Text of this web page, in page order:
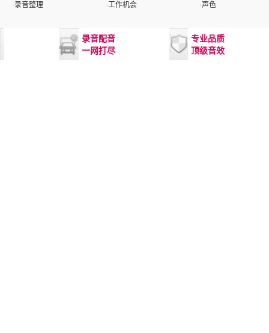
·录音整理
·工作机会
·声色
录音配音
一网打尽
专业品质
顶级音效